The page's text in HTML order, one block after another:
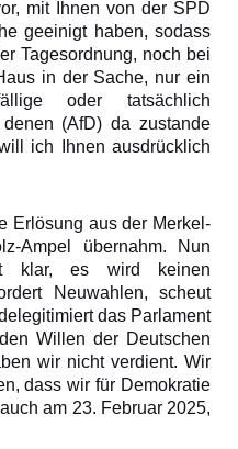
mit Ihnen von der SPD
geeinigt haben, sodass
Tagesordnung, noch bei
in der Sache, nur ein
oder tatsächlich
(AfD) da zustande
ich Ihnen ausdrücklich
Erlösung aus der Merkel-
Ampel übernahm. Nun
klar, es wird keinen
Neuwahlen, scheut
das Parlament
Willen der Deutschen
wir nicht verdient. Wir
dass wir für Demokratie
am 23. Februar 2025,